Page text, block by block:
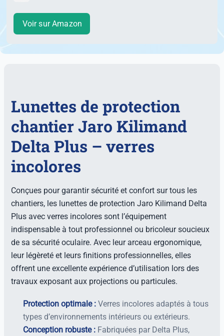
Voir sur Amazon
Lunettes de protection
chantier Jaro Kilimand
Delta Plus – verres
incolores
Conçues pour garantir sécurité et confort sur tous les
chantiers, les lunettes de protection Jaro Kilimand Delta
Plus avec verres incolores sont l’équipement
indispensable à tout professionnel ou bricoleur soucieux
de sa sécurité oculaire. Avec leur arceau ergonomique,
leur légèreté et leurs finitions professionnelles, elles
offrent une excellente expérience d’utilisation lors des
travaux exposant aux projections ou particules.
Protection optimale : Verres incolores adaptés à tous
types d’environnements intérieurs ou extérieurs.
Conception robuste : Fabriquées par Delta Plus,